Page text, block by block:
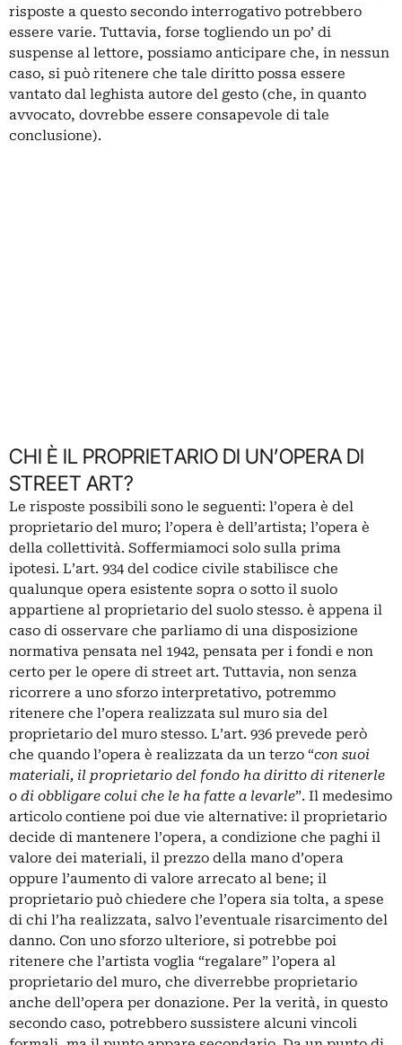
risposte a questo secondo interrogativo potrebbero
essere varie. Tuttavia, forse togliendo un po’ di
suspense al lettore, possiamo anticipare che, in nessun
caso, si può ritenere che tale diritto possa essere
vantato dal leghista autore del gesto (che, in quanto
avvocato, dovrebbe essere consapevole di tale
conclusione).
CHI È IL PROPRIETARIO DI UN’OPERA DI
STREET ART?
Le risposte possibili sono le seguenti: l’opera è del
proprietario del muro; l’opera è dell’artista; l’opera è
della collettività. Soffermiamoci solo sulla prima
ipotesi. L’art. 934 del codice civile stabilisce che
qualunque opera esistente sopra o sotto il suolo
appartiene al proprietario del suolo stesso. è appena il
caso di osservare che parliamo di una disposizione
normativa pensata nel 1942, pensata per i fondi e non
certo per le opere di street art. Tuttavia, non senza
ricorrere a uno sforzo interpretativo, potremmo
ritenere che l’opera realizzata sul muro sia del
proprietario del muro stesso. L’art. 936 prevede però
che quando l’opera è realizzata da un terzo “con suoi
materiali, il proprietario del fondo ha diritto di ritenerle
o di obbligare colui che le ha fatte a levarle”. Il medesimo
articolo contiene poi due vie alternative: il proprietario
decide di mantenere l’opera, a condizione che paghi il
valore dei materiali, il prezzo della mano d’opera
oppure l’aumento di valore arrecato al bene; il
proprietario può chiedere che l’opera sia tolta, a spese
di chi l’ha realizzata, salvo l’eventuale risarcimento del
danno. Con uno sforzo ulteriore, si potrebbe poi
ritenere che l’artista voglia “regalare” l’opera al
proprietario del muro, che diverrebbe proprietario
anche dell’opera per donazione. Per la verità, in questo
secondo caso, potrebbero sussistere alcuni vincoli